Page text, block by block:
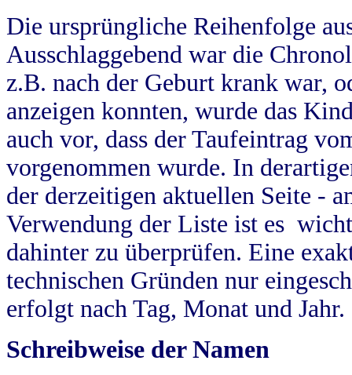
Die ursprüngliche Reihenfolge
Ausschlaggebend war die
z.B. nach der Geburt krank war,
anzeigen konnten, wurde das
auch vor, dass der Taufeintrag
vorgenommen wurde. In
der derzeitigen aktuellen Seite -
Verwendung der Liste ist es
dahinter zu überprüfen. Eine
technischen Gründen nur
erfolgt nach Tag, Monat und Jahr.
Schreibweise der Namen